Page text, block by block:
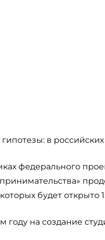
в
федерального
будет открыто
году на создание